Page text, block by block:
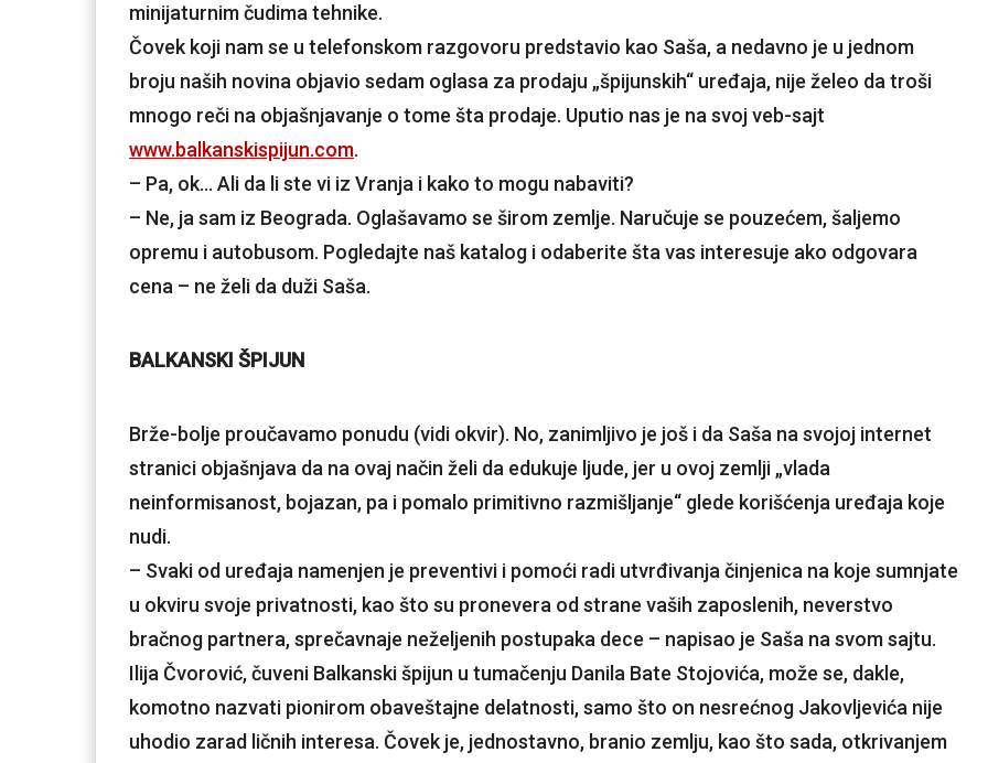
minijaturnim čudima tehnike.
Čovek koji nam se u telefonskom razgovoru predstavio kao Saša, a nedavno je u jednom
broju naših novina objavio sedam oglasa za prodaju „špijunskih“ uređaja, nije želeo da troši
mnogo reči na objašnjavanje o tome šta prodaje. Uputio nas je na svoj veb-sajt
www.balkanskispijun.com.
– Pa, ok… Ali da li ste vi iz Vranja i kako to mogu nabaviti?
– Ne, ja sam iz Beograda. Oglašavamo se širom zemlje. Naručuje se pouzećem, šaljemo
opremu i autobusom. Pogledajte naš katalog i odaberite šta vas interesuje ako odgovara
cena – ne želi da duži Saša.
BALKANSKI ŠPIJUN
Brže-bolje proučavamo ponudu (vidi okvir). No, zanimljivo je još i da Saša na svojoj internet
stranici objašnjava da na ovaj način želi da edukuje ljude, jer u ovoj zemlji „vlada
neinformisanost, bojazan, pa i pomalo primitivno razmišljanje“ glede korišćenja uređaja koje
nudi.
– Svaki od uređaja namenjen je preventivi i pomoći radi utvrđivanja činjenica na koje sumnjate
u okviru svoje privatnosti, kao što su pronevera od strane vaših zaposlenih, neverstvo
bračnog partnera, sprečavnaje neželjenih postupaka dece – napisao je Saša na svom sajtu.
Ilija Čvorović, čuveni Balkanski špijun u tumačenju Danila Bate Stojovića, može se, dakle,
komotno nazvati pionirom obaveštajne delatnosti, samo što on nesrećnog Jakovljevića nije
uhodio zarad ličnih interesa. Čovek je, jednostavno, branio zemlju, kao što sada, otkrivanjem